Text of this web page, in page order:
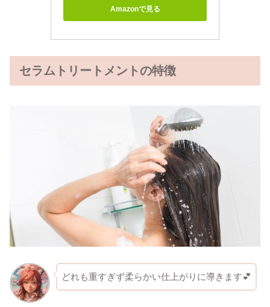
Amazonで見る
セラムトリートメントの特徴
どれも重すぎず柔らかい仕上がりに導きます💕